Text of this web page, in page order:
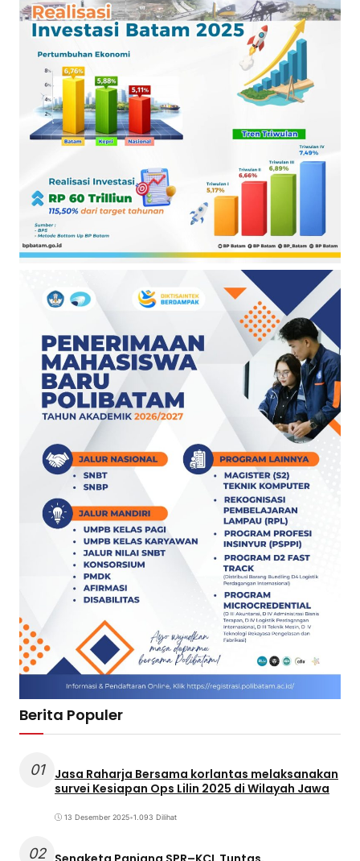
Berita Populer
01
Jasa Raharja Bersama korlantas melaksanakan
survei Kesiapan Ops Lilin 2025 di Wilayah Jawa
13 Desember 2025•1.093 Dilihat
02